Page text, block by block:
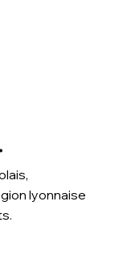
lyonnaise